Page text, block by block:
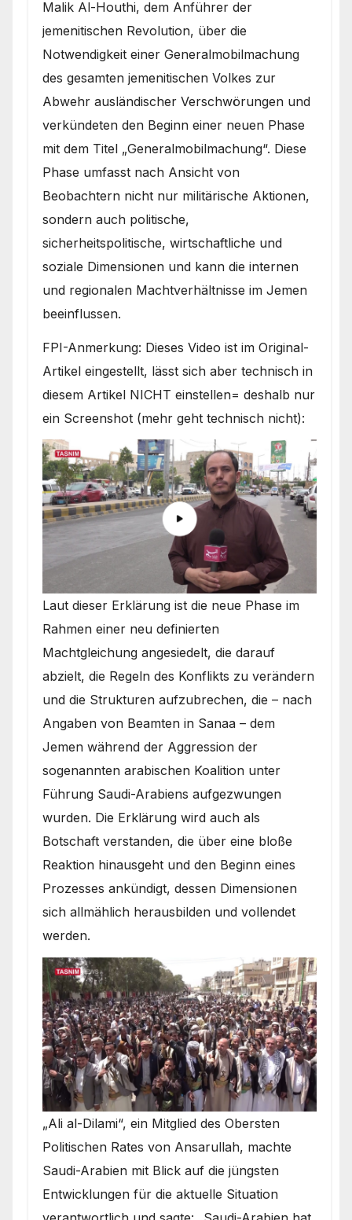
Malik Al-Houthi, dem Anführer der
jemenitischen Revolution, über die
Notwendigkeit einer Generalmobilmachung
des gesamten jemenitischen Volkes zur
Abwehr ausländischer Verschwörungen und
verkündeten den Beginn einer neuen Phase
mit dem Titel „Generalmobilmachung“. Diese
Phase umfasst nach Ansicht von
Beobachtern nicht nur militärische Aktionen,
sondern auch politische,
sicherheitspolitische, wirtschaftliche und
soziale Dimensionen und kann die internen
und regionalen Machtverhältnisse im Jemen
beeinflussen.
FPI-Anmerkung: Dieses Video ist im Original-
Artikel eingestellt, lässt sich aber technisch in
diesem Artikel NICHT einstellen= deshalb nur
ein Screenshot (mehr geht technisch nicht):
Laut dieser Erklärung ist die neue Phase im
Rahmen einer neu definierten
Machtgleichung angesiedelt, die darauf
abzielt, die Regeln des Konflikts zu verändern
und die Strukturen aufzubrechen, die – nach
Angaben von Beamten in Sanaa – dem
Jemen während der Aggression der
sogenannten arabischen Koalition unter
Führung Saudi-Arabiens aufgezwungen
wurden. Die Erklärung wird auch als
Botschaft verstanden, die über eine bloße
Reaktion hinausgeht und den Beginn eines
Prozesses ankündigt, dessen Dimensionen
sich allmählich herausbilden und vollendet
werden.
„Ali al-Dilami“, ein Mitglied des Obersten
Politischen Rates von Ansarullah, machte
Saudi-Arabien mit Blick auf die jüngsten
Entwicklungen für die aktuelle Situation